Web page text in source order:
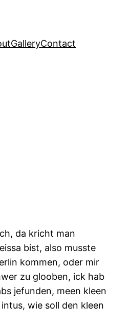
GalleryContact
da kricht man
bist, also musste
kommen, oder mir
zu glooben, ick hab
jefunden, meen kleen
wie soll den kleen